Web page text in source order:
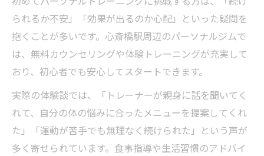
られるか不安」「効果が出るのか心配」といった疑問を
抱くことが多いです。心斎橋駅周辺のパーソナルジムで
は、無料カウンセリングや体験トレーニングが充実して
おり、初心者でも安心してスタートできます。
実際の体験談では、「トレーナーが親身に話を聞いてく
れて、自分の体の悩みに合ったメニューを提案してくれ
た」「運動が苦手でも無理なく続けられた」という声が
多く寄せられています。食事指導や生活習慣のアドバイ